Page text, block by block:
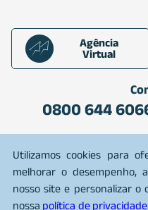
Utilizamos cookies para
melhorar o desempenho,
nosso site e personalizar o
nossa política de privacidade
Agência
Virtual
0800 644
0800